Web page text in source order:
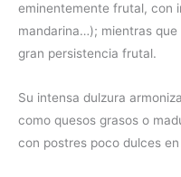
eminentemente frutal, con
mandarina…); mientras
gran persistencia frutal.
Su intensa dulzura
como quesos grasos o
con postres poco dulces